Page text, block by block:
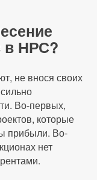
в НРС?
не внося своих
Во-первых,
которые
прибыли. Во-
нет